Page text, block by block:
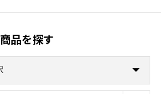
商品を探す